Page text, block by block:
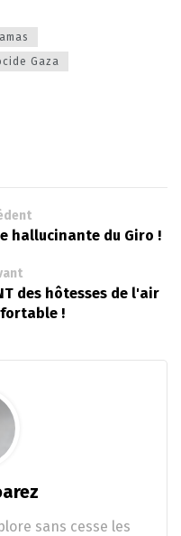
Gaza
hallucinante du Giro !
des hôtesses de l'air
!
sans cesse les